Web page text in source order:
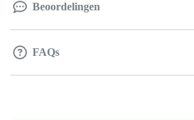
Beoordelingen
FAQs